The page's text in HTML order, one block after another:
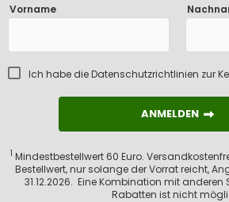
Vorname
Ich habe dieDatenschutzrichtlinien zur
ANMELDEN
ANMELDEN
1 Mindestbestellwert 60 Euro.
Bestellwert, nur solange der Vorrat reicht,
31.12.2026. Eine Kombination mit
Rabatten ist nicht